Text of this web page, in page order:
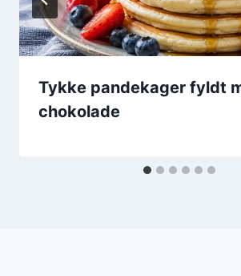
Tykke pandekager fyldt
chokolade